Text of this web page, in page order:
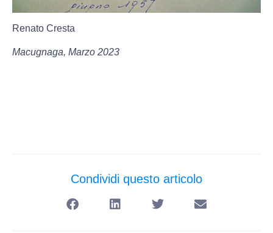
Renato Cresta
Macugnaga, Marzo 2023
Condividi questo articolo